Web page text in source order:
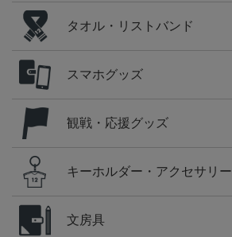
タオル・リストバンド
スマホグッズ
観戦・応援グッズ
キーホルダー・アクセサリー
文房具